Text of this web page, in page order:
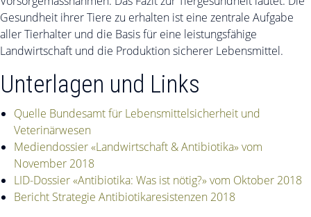
Gesundheit ihrer Tiere zu erhalten ist eine zentrale Aufgabe
aller Tierhalter und die Basis für eine leistungsfähige
Landwirtschaft und die Produktion sicherer Lebensmittel.
Unterlagen und Links
Quelle Bundesamt für Lebensmittelsicherheit und
Veterinärwesen
Mediendossier «Landwirtschaft & Antibiotika» vom
November 2018
LID-Dossier «Antibiotika: Was ist nötig?» vom Oktober 2018
Bericht Strategie Antibiotikaresistenzen 2018